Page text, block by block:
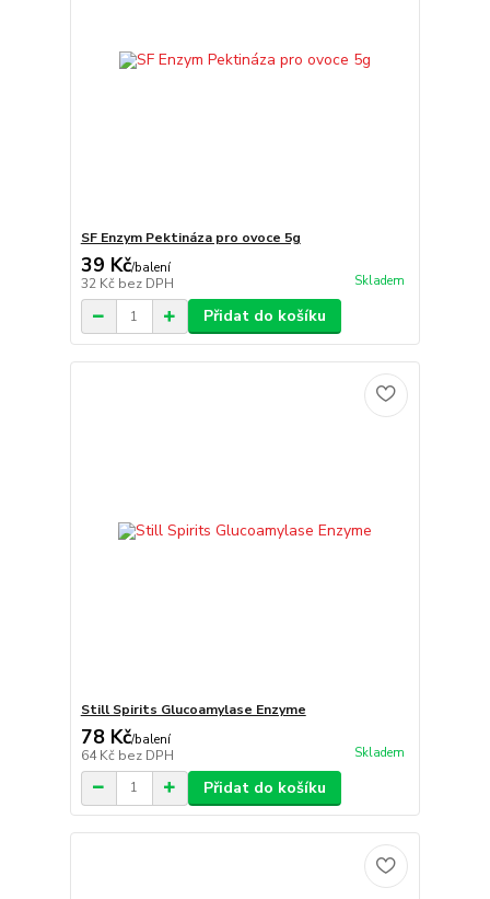
SF Enzym Pektináza pro ovoce 5g
39 Kč/balení
32 Kč bez DPH Skladem
Přidat do košíku
Still Spirits Glucoamylase Enzyme
78 Kč/balení
64 Kč bez DPH Skladem
Přidat do košíku